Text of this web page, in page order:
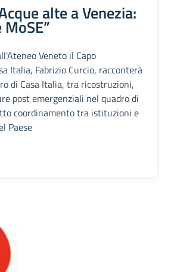
alte a Venezia:
Veneto il Capo
Italia, Fabrizio Curcio, racconterà
di Casa Italia, tra ricostruzioni,
post emergenziali nel quadro di
coordinamento tra istituzioni e
Paese